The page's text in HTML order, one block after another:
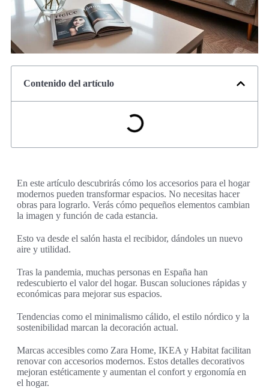
Contenido del artículo
En este artículo descubrirás cómo los accesorios para el hogar
modernos pueden transformar espacios. No necesitas hacer
obras para lograrlo. Verás cómo pequeños elementos cambian
la imagen y función de cada estancia.
Esto va desde el salón hasta el recibidor, dándoles un nuevo
aire y utilidad.
Tras la pandemia, muchas personas en España han
redescubierto el valor del hogar. Buscan soluciones rápidas y
económicas para mejorar sus espacios.
Tendencias como el minimalismo cálido, el estilo nórdico y la
sostenibilidad marcan la decoración actual.
Marcas accesibles como Zara Home, IKEA y Habitat facilitan
renovar con accesorios modernos. Estos detalles decorativos
mejoran estéticamente y aumentan el confort y ergonomía en
el hogar.